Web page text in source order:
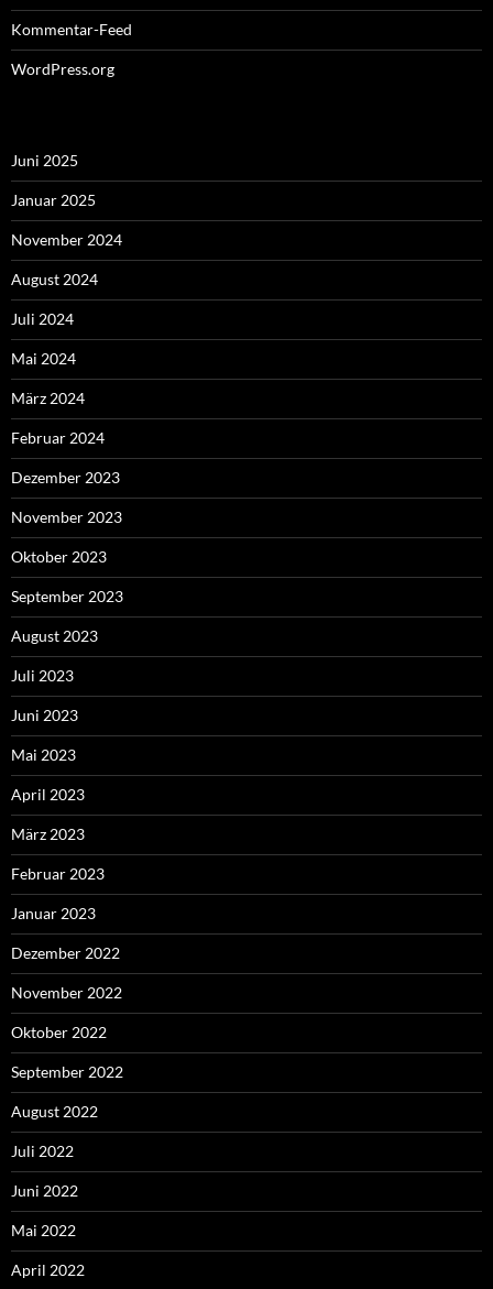
Kommentar-Feed
WordPress.org
Juni 2025
Januar 2025
November 2024
August 2024
Juli 2024
Mai 2024
März 2024
Februar 2024
Dezember 2023
November 2023
Oktober 2023
September 2023
August 2023
Juli 2023
Juni 2023
Mai 2023
April 2023
März 2023
Februar 2023
Januar 2023
Dezember 2022
November 2022
Oktober 2022
September 2022
August 2022
Juli 2022
Juni 2022
Mai 2022
April 2022